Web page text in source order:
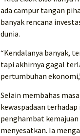
ada campur tangan
banyak rencana
dunia.
“Kendalanya banyak,
tapi akhirnya gagal
pertumbuhan
Selain membahas
kewaspadaan
penghambat
menyesatkan. Ia